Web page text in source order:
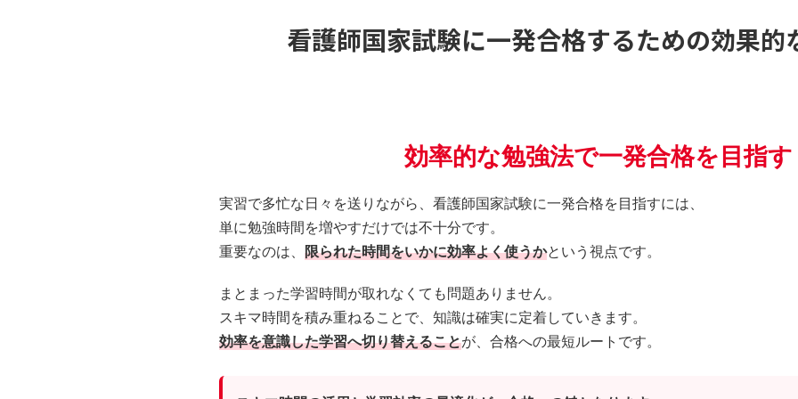
看護師国家試験に一発合格するための効果的
効率的な勉強法で一発合格を目指す
実習で多忙な日々を送りながら、看護師国家試験に一発合格を目指すには、
単に勉強時間を増やすだけでは不十分です。
重要なのは、 限られた時間をいかに効率よく使うかという視点です。
まとまった学習時間が取れなくても問題ありません。
スキマ時間を積み重ねることで、知識は確実に定着していきます。
効率を意識した学習へ切り替えることが、合格への最短ルートです。